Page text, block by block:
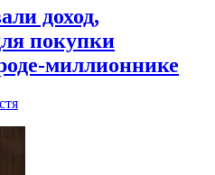
доход,
покупки
миллионнике